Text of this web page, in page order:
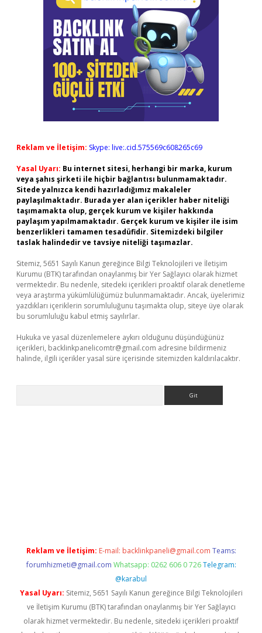
Reklam ve İletişim: Skype: live:.cid.575569c608265c69
Yasal Uyarı: Bu internet sitesi, herhangi bir marka, kurum
veya şahıs şirketi ile hiçbir bağlantısı bulunmamaktadır.
Sitede yalnızca kendi hazırladığımız makaleler
paylaşılmaktadır. Burada yer alan içerikler haber niteliği
taşımamakta olup, gerçek kurum ve kişiler hakkında
paylaşım yapılmamaktadır. Gerçek kurum ve kişiler ile isim
benzerlikleri tamamen tesadüfidir. Sitemizdeki bilgiler
taslak halindedir ve tavsiye niteliği taşımazlar.
Sitemiz, 5651 Sayılı Kanun gereğince Bilgi Teknolojileri ve İletişim
Kurumu (BTK) tarafından onaylanmış bir Yer Sağlayıcı olarak hizmet
vermektedir. Bu nedenle, sitedeki içerikleri proaktif olarak denetleme
veya araştırma yükümlülüğümüz bulunmamaktadır. Ancak, üyelerimiz
yazdıkları içeriklerin sorumluluğunu taşımakta olup, siteye üye olarak
bu sorumluluğu kabul etmiş sayılırlar.
Hukuka ve yasal düzenlemelere aykırı olduğunu düşündüğünüz
içerikleri, backlinkpanelicomtr@gmail.com adresine bildirmeniz
halinde, ilgili içerikler yasal süre içerisinde sitemizden kaldırılacaktır.
Reklam ve İletişim: E-mail: backlinkpaneli@gmail.com Teams:
forumhizmeti@gmail.com Whatsapp: 0262 606 0 726 Telegram:
@karabul
Yasal Uyarı: Sitemiz, 5651 Sayılı Kanun gereğince Bilgi Teknolojileri
ve İletişim Kurumu (BTK) tarafından onaylanmış bir Yer Sağlayıcı
olarak hizmet vermektedir. Bu nedenle, sitedeki içerikleri proaktif